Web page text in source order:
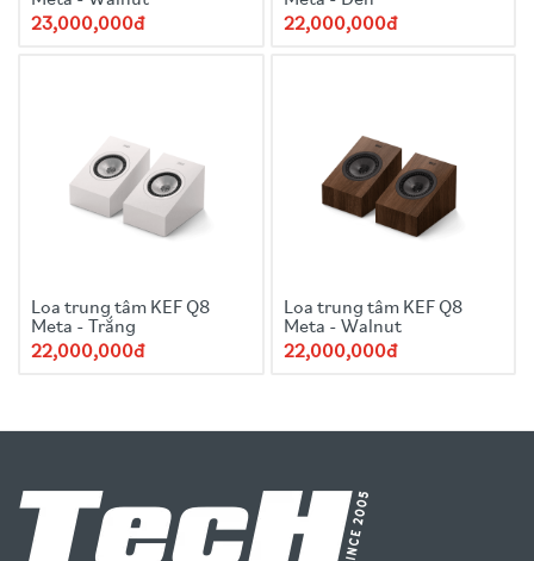
23,000,000đ
22,000,000đ
Loa trung tâm KEF Q8
Meta - Trắng
22,000,000đ
Loa trung tâm KEF Q8
Meta - Walnut
22,000,000đ